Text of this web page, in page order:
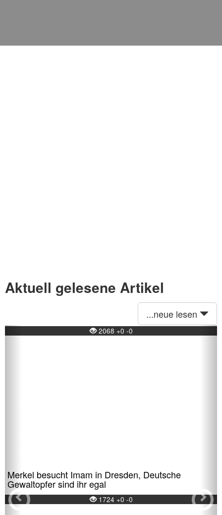
Aktuell gelesene Artikel
...neue lesen
2068 +0 -0
Merkel besucht Imam in Dresden, Deutsche
Gewaltopfer sind ihr egal
1724 +0 -0